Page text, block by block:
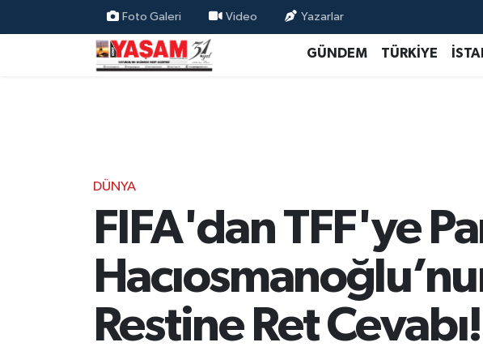
Foto Galeri Video Yazarlar
GÜNDEM TÜRKİYE
DÜNYA
FIFA'dan TFF'ye
Restine Ret Cevabı!